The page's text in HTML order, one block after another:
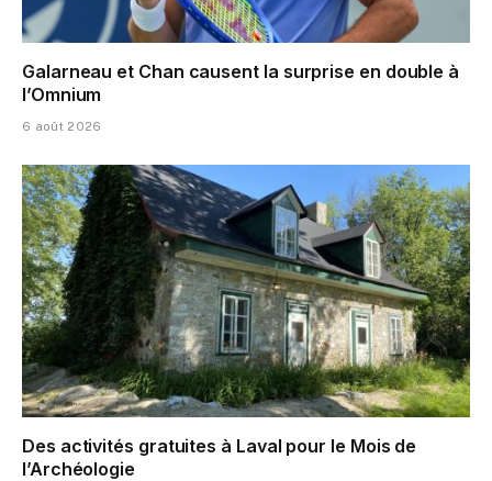
Galarneau et Chan causent la surprise en double à
l’Omnium
6 août 2026
Des activités gratuites à Laval pour le Mois de
l’Archéologie